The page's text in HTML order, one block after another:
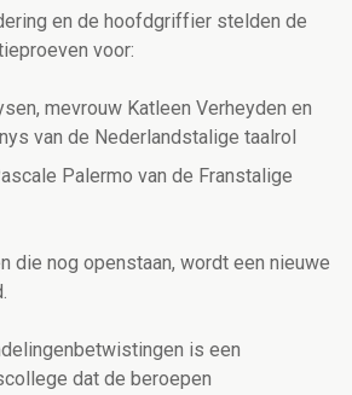
en de hoofdgriffier stelden de
voor:
mevrouw Katleen Verheyden en
van de Nederlandstalige taalrol
Palermo van de Franstalige
die nog openstaan, wordt een nieuwe
is een
dat de beroepen